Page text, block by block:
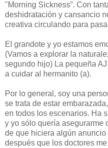
"Morning Sickness”. Con
deshidratación y cansancio
creativa circulando para
El grandote y yo estamos
(Vamos a explorar la
segundo hijo) La pequeña
a cuidar al hermanito (a).
Por lo general, soy una
se trata de estar
en todos los escenarios. Ha
y yo sólo quería asegurarme
de que hiciera algún
después que los doctores